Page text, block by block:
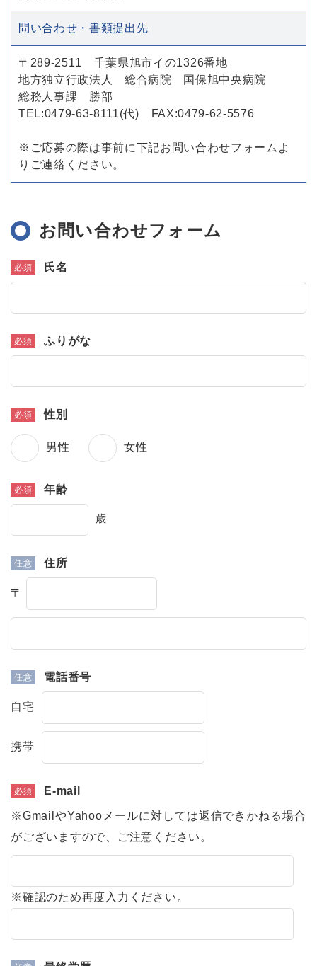
問い合わせ・書類提出先
〒289-2511 千葉県旭市イの1326番地
地方独立行政法人 総合病院 国保旭中央病院
総務人事課 勝部
TEL:0479-63-8111(代) FAX:0479-62-5576
※ご応募の際は事前に下記お問い合わせフォームよ
りご連絡ください。
お問い合わせフォーム
氏名
ふりがな
性別
男性 女性
年齢
歳
住所
〒
電話番号
自宅
携帯
E-mail
※GmailやYahooメールに対しては返信できかねる場合
がございますので、ご注意ください。
※確認のため再度入力ください。